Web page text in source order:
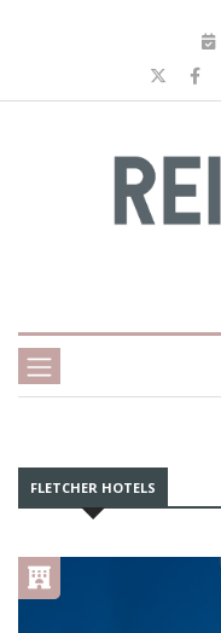
FLETCHER HOTELS